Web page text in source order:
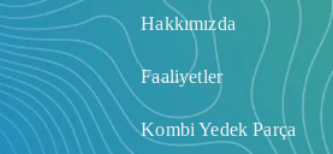
Hakkımızda
Faaliyetler
Kombi Yedek Parça